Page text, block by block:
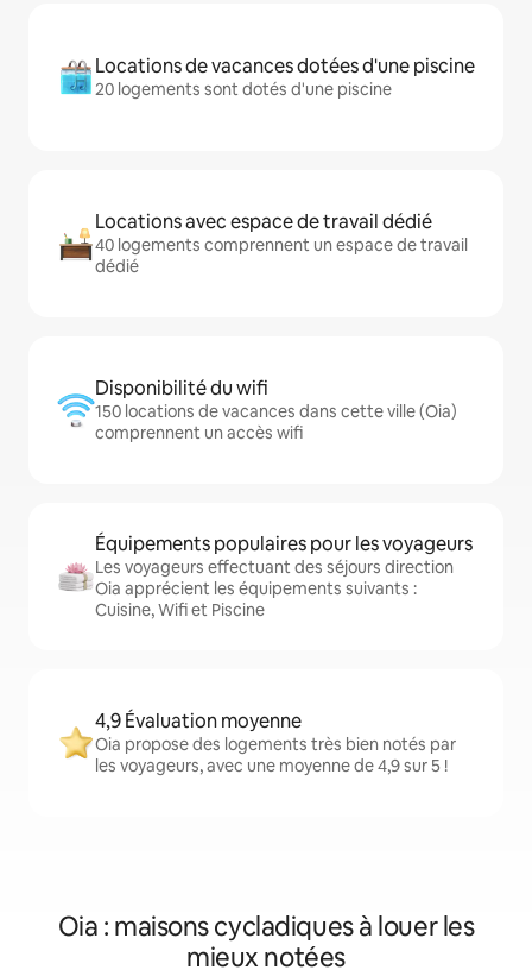
Locations de vacances dotées d'une piscine
20 logements sont dotés d'une piscine
Locations avec espace de travail dédié
40 logements comprennent un espace de travail
dédié
Disponibilité du wifi
150 locations de vacances dans cette ville (Oia)
comprennent un accès wifi
Équipements populaires pour les voyageurs
Les voyageurs effectuant des séjours direction
Oia apprécient les équipements suivants :
Cuisine, Wifi et Piscine
4,9 Évaluation moyenne
Oia propose des logements très bien notés par
les voyageurs, avec une moyenne de 4,9 sur 5 !
Oia : maisons cycladiques à louer les
mieux notées